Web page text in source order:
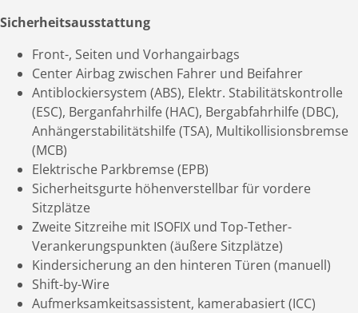
Sicherheitsausstattung
Front-, Seiten und Vorhangairbags
Center Airbag zwischen Fahrer und Beifahrer
Antiblockiersystem (ABS), Elektr. Stabilitätskontrolle
(ESC), Berganfahrhilfe (HAC), Bergabfahrhilfe (DBC),
Anhängerstabilitätshilfe (TSA), Multikollisionsbremse
(MCB)
Elektrische Parkbremse (EPB)
Sicherheitsgurte höhenverstellbar für vordere
Sitzplätze
Zweite Sitzreihe mit ISOFIX und Top-Tether-
Verankerungspunkten (äußere Sitzplätze)
Kindersicherung an den hinteren Türen (manuell)
Shift-by-Wire
Aufmerksamkeitsassistent, kamerabasiert (ICC)